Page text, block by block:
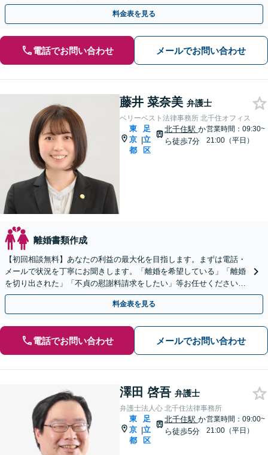
広く対応【カード利用可】【北千住駅5分】
料金表を見る
電話でお問い合わせ メールでお問い合わせ
藤井 菜奈美 弁護士
ベリーベスト法律事務所 北千住オフィス
東
京
都
|
足
立
区
北千住駅 か
ら徒歩7分
営業時間：09:30~
21:00（平日）
離婚書類作成
【初回相談無料】あなたの利益の最大化を目指します。まずは電話・
メールで状況を丁寧にお聞きします。「離婚を希望している」「離婚
を切り出された」「不貞の慰謝料請求をしたい」等お任せください。
【リーズナブルな料金設定】
料金表を見る
電話でお問い合わせ メールでお問い合わせ
澤田 啓吾 弁護士
弁護士法人心 北千住法律事務所
東
京
都
|
足
立
区
北千住駅 か
ら徒歩5分
営業時間：09:00~
21:00（平日）